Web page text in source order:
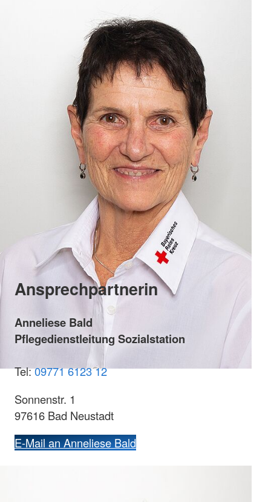
Ansprechpartnerin
Anneliese Bald
Pflegedienstleitung Sozialstation
Tel:09771 6123 12
Sonnenstr. 1
97616 Bad Neustadt
E-Mail an Anneliese Bald